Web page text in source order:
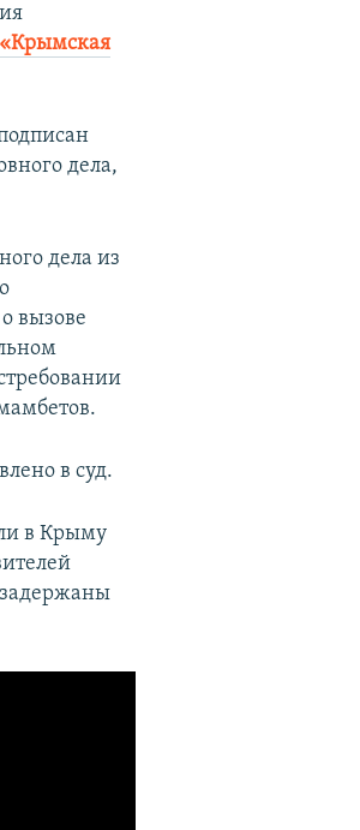
«Крымская
дела,
дела из
вызове
в суд.
в Крыму